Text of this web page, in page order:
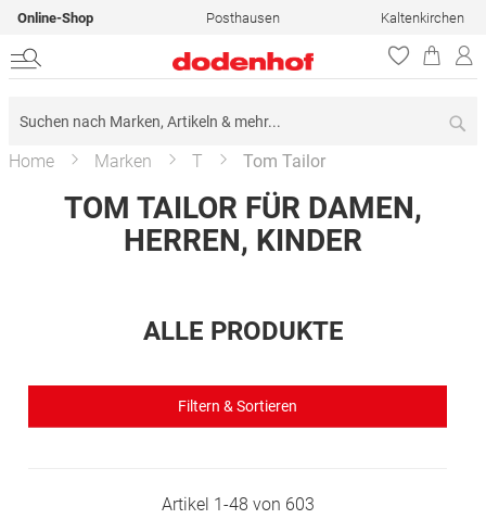
Online-Shop Posthausen Kaltenkirchen
Home Marken T Tom Tailor
TOM TAILOR FÜR DAMEN,
HERREN, KINDER
ALLE PRODUKTE
Filtern & Sortieren
Artikel 1-48 von 603